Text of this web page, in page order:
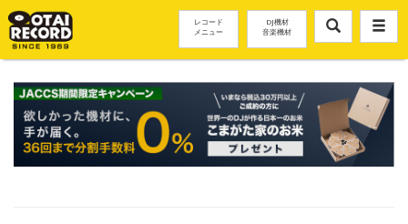
レコード
メニュー
DJ機材
音楽機材